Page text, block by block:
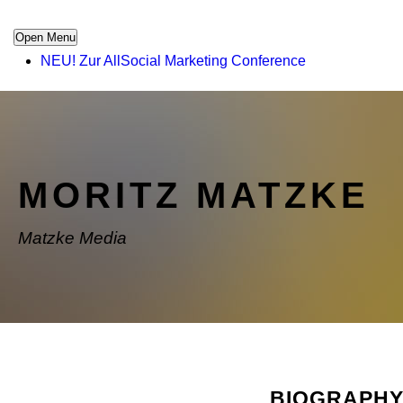
Open Menu
NEU! Zur AllSocial Marketing Conference
MORITZ MATZKE
Matzke Media